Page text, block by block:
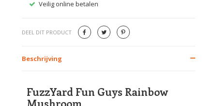
Veilig online betalen
DEEL DIT PRODUCT
Beschrijving
FuzzYard Fun Guys Rainbow
Mushroom